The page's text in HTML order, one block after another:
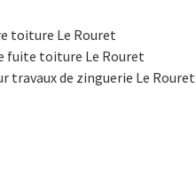
toiture Le Rouret
fuite toiture Le Rouret
travaux de zinguerie Le Rouret